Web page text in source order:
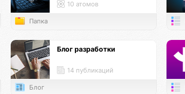
10 атомов
Папка
Блог разработки
14 публикаций
Блог